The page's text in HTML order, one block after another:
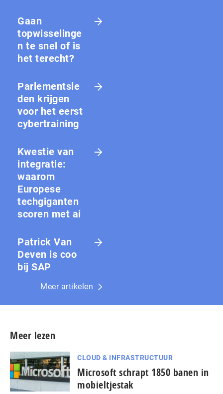
Gaan
topwisselinge
n te snel of is
het terecht?
Parlementsle
den krijgen
voor het eerst
cybertraining
Kwestie van
integratie:
waarom
Europese
techgiganten
scoren met ai
Patrick Van
Deven is coo
bij SAP
Meer artikelen
Meer lezen
CLOUD & INFRASTRUCTUUR
Microsoft schrapt 1850 banen in
mobieltjestak